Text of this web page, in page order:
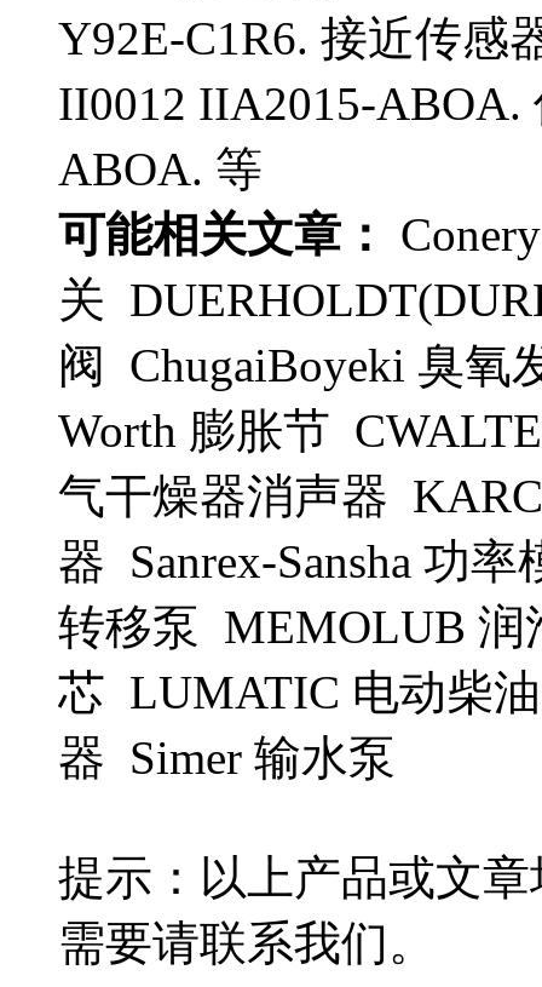
Y92E-C1R6. 接近传感
II0012 IIA2015-ABOA.
ABOA. 等
可能相关文章：
关
阀 ChugaiBoyeki 臭
Worth 膨胀节
气干燥器消声器
器 Sanrex-Sansha 功
转移泵 MEMOLUB 润
芯 LUMATIC 电动柴
器 Simer 输水泵
提示：以上产品或文
需要请联系我们。